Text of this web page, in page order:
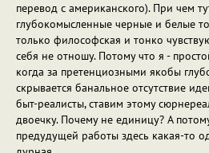
перевод с американского). При чем
глубокомысленные черные и белые
только философская и тонко
себя не отношу. Потому что я -
когда за претенциозными якобы
скрывается банальное отсутствие
быт-реалисты, ставим этому
двоечку. Почему не единицу? А
предудущей работы здесь какая-то